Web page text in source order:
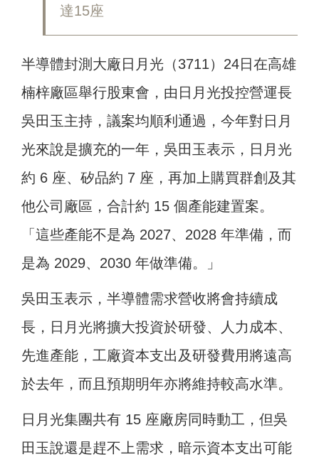
達15座
半導體封測大廠日月光（3711）24日在高雄
楠梓廠區舉行股東會，由日月光投控營運長
吳田玉主持，議案均順利通過，今年對日月
光來說是擴充的一年，吳田玉表示，日月光
約 6 座、矽品約 7 座，再加上購買群創及其
他公司廠區，合計約 15 個產能建置案。
「這些產能不是為 2027、2028 年準備，而
是為 2029、2030 年做準備。」
吳田玉表示，半導體需求營收將會持續成
長，日月光將擴大投資於研發、人力成本、
先進產能，工廠資本支出及研發費用將遠高
於去年，而且預期明年亦將維持較高水準。
日月光集團共有 15 座廠房同時動工，但吳
田玉說還是趕不上需求，暗示資本支出可能